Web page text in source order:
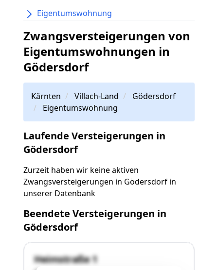
Eigentumswohnung
Zwangsversteigerungen von
Eigentumswohnungen in
Gödersdorf
Kärnten Villach-Land
Gödersdorf
Eigentumswohnung
Laufende Versteigerungen in
Gödersdorf
Zurzeit haben wir keine aktiven
Zwangsversteigerungen in Gödersdorf in
unserer Datenbank
Beendete Versteigerungen in
Gödersdorf
Heimstraße 1